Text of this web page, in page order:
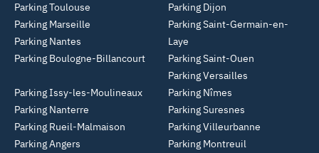
Parking Toulouse
Parking Marseille
Parking Nantes
Parking Boulogne-Billancourt
Parking Dijon
Parking Saint-Germain-en-
Laye
Parking Saint-Ouen
Parking Versailles
Parking Issy-les-Moulineaux
Parking Nanterre
Parking Rueil-Malmaison
Parking Angers
Parking Nîmes
Parking Suresnes
Parking Villeurbanne
Parking Montreuil